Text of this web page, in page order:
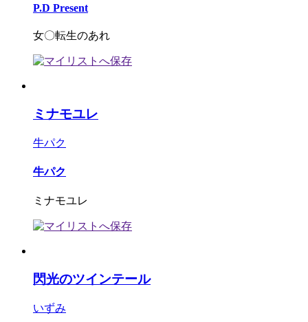
P.D Present
女〇転生のあれ
ミナモユレ
牛パク
牛パク
ミナモユレ
閃光のツインテール
いずみ